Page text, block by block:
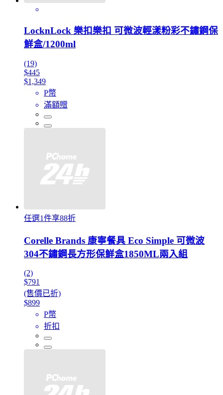
LocknLock 樂扣樂扣 可微波輕漾粉彩不鏽鋼保
鮮盒/1200ml
(19)
$445
$1,349
P幣
滿額贈
任選1件享88折
Corelle Brands 康寧餐具 Eco Simple 可微波
304不鏽鋼長方形保鮮盒1850ML兩入組
(2)
$791
(售價已折)
$899
P幣
折扣